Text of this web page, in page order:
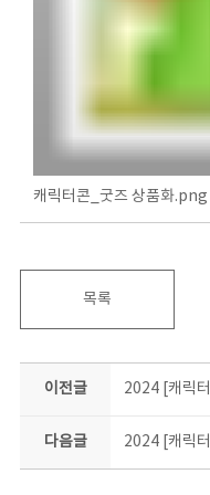
캐릭터콘_굿즈 상품화.png
목록
이전글 2024 [캐릭
다음글 2024 [캐릭